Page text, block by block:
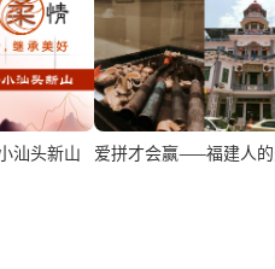
汕头新山 爱拼才会赢——福建人